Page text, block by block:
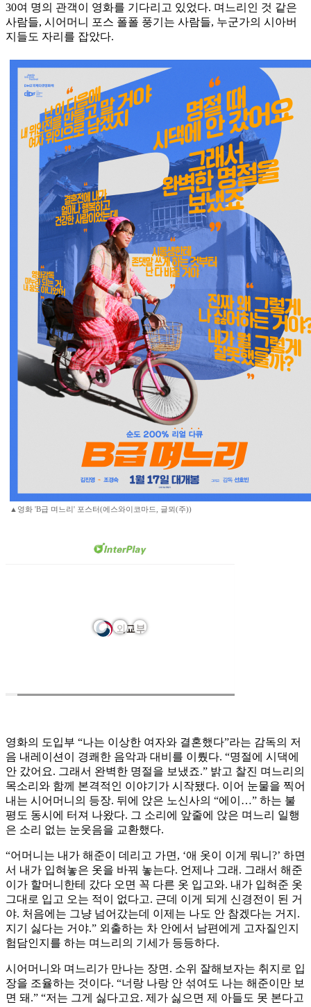
30여 명의 관객이 영화를 기다리고 있었다. 며느리인 것 같은
사람들, 시어머니 포스 폴폴 풍기는 사람들, 누군가의 시아버
지들도 자리를 잡았다.
▲영화 'B급 며느리' 포스터(에스와이코마드, 글뫼(주))
영화의 도입부 “나는 이상한 여자와 결혼했다”라는 감독의 저
음 내레이션이 경쾌한 음악과 대비를 이뤘다. “명절에 시댁에
안 갔어요. 그래서 완벽한 명절을 보냈죠.” 밝고 찰진 며느리의
목소리와 함께 본격적인 이야기가 시작됐다. 이어 눈물을 찍어
내는 시어머니의 등장. 뒤에 앉은 노신사의 “에이…” 하는 불
평도 동시에 터져 나왔다. 그 소리에 앞줄에 앉은 며느리 일행
은 소리 없는 눈웃음을 교환했다.
“어머니는 내가 해준이 데리고 가면, ‘애 옷이 이게 뭐니?’ 하면
서 내가 입혀놓은 옷을 바꿔 놓는다. 언제나 그래. 그래서 해준
이가 할머니한테 갔다 오면 꼭 다른 옷 입고와. 내가 입혀준 옷
그대로 입고 오는 적이 없다고. 근데 이게 되게 신경전이 된 거
야. 처음에는 그냥 넘어갔는데 이제는 나도 안 참겠다는 거지.
지기 싫다는 거야.” 외출하는 차 안에서 남편에게 고자질인지
험담인지를 하는 며느리의 기세가 등등하다.
시어머니와 며느리가 만나는 장면. 소위 잘해보자는 취지로 입
장을 조율하는 것이다. “너랑 나랑 안 섞여도 나는 해준이만 보
면 돼.” “저는 그게 싫다고요. 제가 싫으면 제 아들도 못 본다고